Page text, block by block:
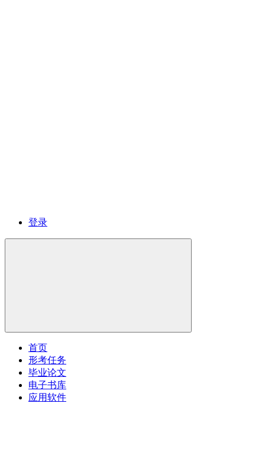
登录
首页
形考任务
毕业论文
电子书库
应用软件